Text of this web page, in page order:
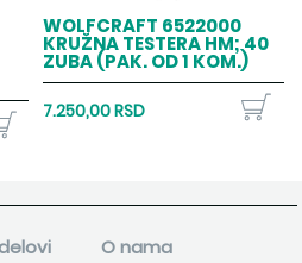
WOLFCRAFT 6522000
KRUŽNA TESTERA HM; 40
ZUBA (PAK. OD 1 KOM.)
7.250,00 RSD
O nama